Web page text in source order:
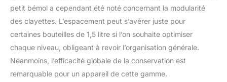
petit bémol a cependant été noté concernant la modularité
des clayettes. L’espacement peut s’avérer juste pour
certaines bouteilles de 1,5 litre si l’on souhaite optimiser
chaque niveau, obligeant à revoir l’organisation générale.
Néanmoins, l’efficacité globale de la conservation est
remarquable pour un appareil de cette gamme.